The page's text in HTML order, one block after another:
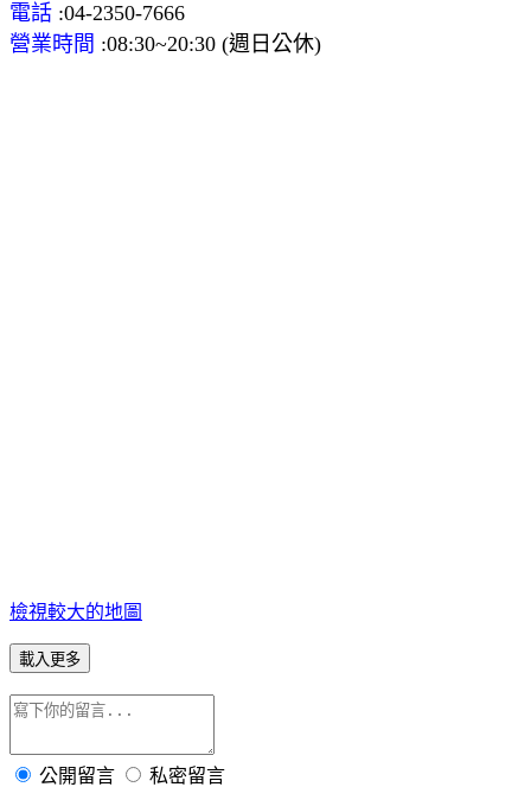
電話 :04-2350-7666
營業時間 :08:30~20:30 (週日公休)
檢視較大的地圖
載入更多
公開留言 私密留言